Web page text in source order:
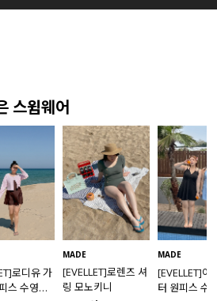
스윔웨어
로디유 가
스 수영복
MADE
[EVELLET]로렌즈 셔
링 모노키니
MADE
[EVELLET]아
터 원피스 수